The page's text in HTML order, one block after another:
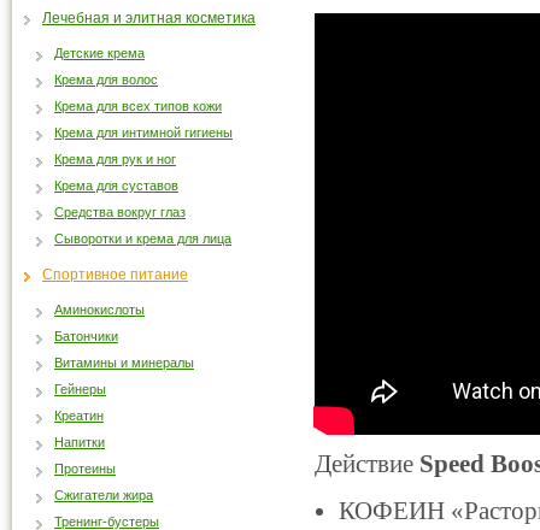
Действие Speed
КОФЕИН
Лечебная и элитная косметика
Детские крема
Крема для волос
Крема для всех типов кожи
Крема для интимной гигиены
Крема для рук и ног
Крема для суставов
Средства вокруг глаз
Сыворотки и крема для лица
Спортивное питание
Аминокислоты
Батончики
Витамины и минералы
Гейнеры
Креатин
Напитки
Протеины
Сжигатели жира
Тренинг-бустеры